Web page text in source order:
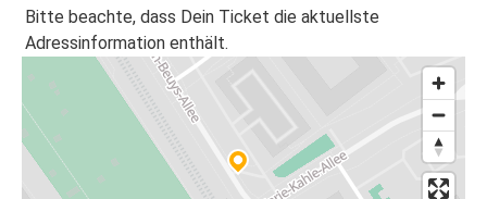
Bitte beachte, dass Dein Ticket die aktuellste
Adressinformation enthält.